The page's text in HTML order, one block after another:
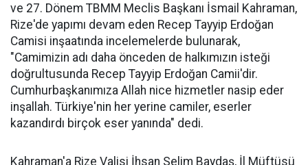
ve 27. Dönem TBMM Meclis Başkanı İsmail Kahraman,
Rize'de yapımı devam eden Recep Tayyip Erdoğan
Camisi inşaatında incelemelerde bulunarak,
"Camimizin adı daha önceden de halkımızın isteği
doğrultusunda Recep Tayyip Erdoğan Camii'dir.
Cumhurbaşkanımıza Allah nice hizmetler nasip eder
inşallah. Türkiye'nin her yerine camiler, eserler
kazandırdı birçok eser yanında" dedi.
Kahraman'a Rize Valisi İhsan Selim Baydaş, İl Müftüsü